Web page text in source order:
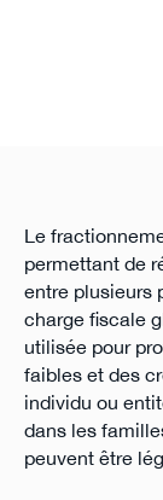
Le
permettant de
entre plusieurs
charge fiscale
utilisée pour
faibles et des
individu ou
dans les
peuvent être